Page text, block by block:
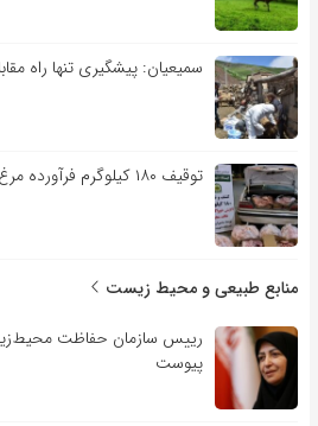
سمیعیان: پیشگیری تنها راه
توقیف ۱۸۰ کیلوگرم فرآورده مرغ فاقد مجوز در میانه
منابع طبیعی و محیط زیست
رییس سازمان حفاظت
پیوست